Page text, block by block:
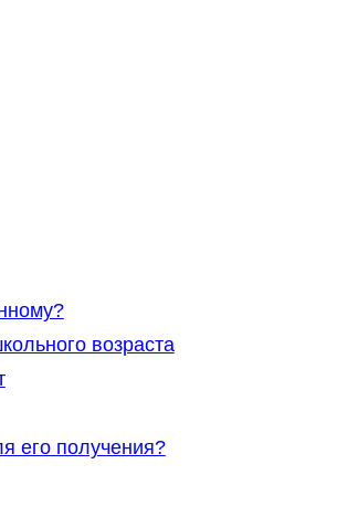
возраста
его получения?